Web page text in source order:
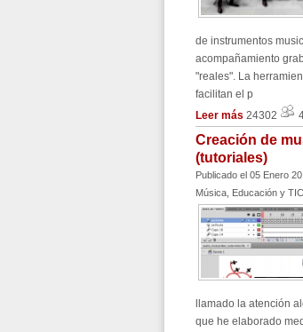
de instrumentos
acompañamiento
"reales". La
facilitan el p
Leer más 24302
Creación de
(tutoriales)
Publicado el 05 Enero
Música, Educación y TIC
llamado la atención
que he elaborado